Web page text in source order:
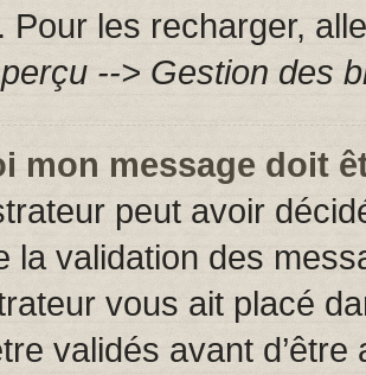
Pour les recharger,
--> Gestion des
mon message doit
peut avoir
la validation des
vous ait placé
validés avant